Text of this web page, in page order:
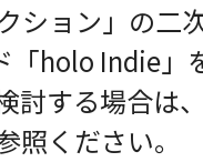
ション」の二
「holo Indie」
討する場合は
照ください。